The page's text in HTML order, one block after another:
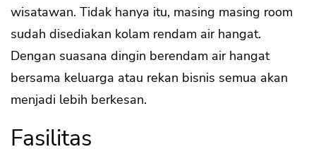
wisatawan. Tidak hanya itu, masing masing room
sudah disediakan kolam rendam air hangat.
Dengan suasana dingin berendam air hangat
bersama keluarga atau rekan bisnis semua akan
menjadi lebih berkesan.
Fasilitas